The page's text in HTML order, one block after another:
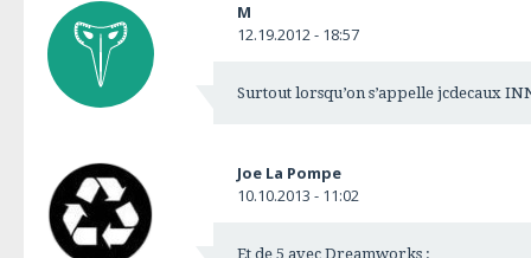
M
12.19.2012 - 18:57
Surtout lorsqu’on s’appelle jcdecaux
Joe La Pompe
10.10.2013 - 11:02
Et de 5 avec Dreamworks :